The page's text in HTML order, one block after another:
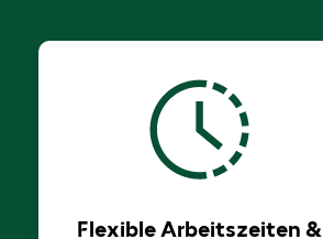
Flexible Arbeitszeiten &